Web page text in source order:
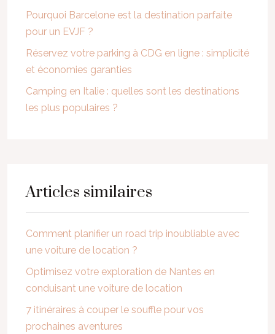
Pourquoi Barcelone est la destination parfaite
pour un EVJF ?
Réservez votre parking à CDG en ligne : simplicité
et économies garanties
Camping en Italie : quelles sont les destinations
les plus populaires ?
Articles similaires
Comment planifier un road trip inoubliable avec
une voiture de location ?
Optimisez votre exploration de Nantes en
conduisant une voiture de location
7 itinéraires à couper le souffle pour vos
prochaines aventures